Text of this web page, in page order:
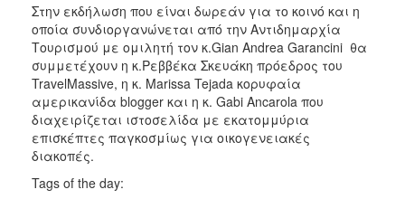
Στην εκδήλωση που είναι δωρεάν για το κοινό και η
οποία συνδιοργανώνεται από την Αντιδημαρχία
Τουρισμού με ομιλητή τον κ.Gian Andrea Garancini θα
συμμετέχουν η κ.Ρεββέκα Σκευάκη πρόεδρος του
TravelMassive, η κ. Marissa Tejada κορυφαία
αμερικανίδα blogger και η κ. Gabi Ancarola που
διαχειρίζεται ιστοσελίδα με εκατομμύρια
επισκέπτες παγκοσμίως για οικογενειακές
διακοπές.
Tags of the day: